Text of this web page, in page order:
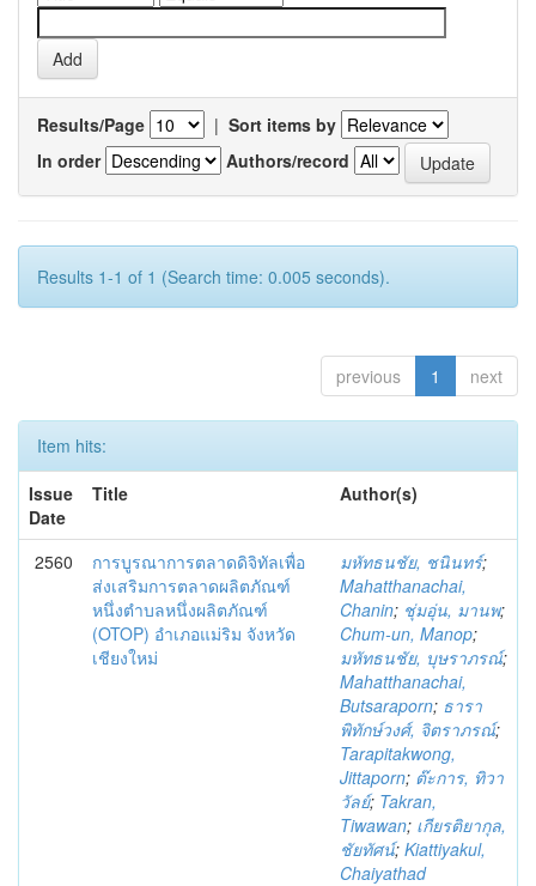
Results/Page | Sort items by
In order
Authors/record
Results 1-1 of 1 (Search time: 0.005 seconds).
previous 1 next
Item hits:
Issue
Date
Title Author(s)
2560
การบูรณาการตลาดดิจิทัลเพื่อ
ส่งเสริมการตลาดผลิตภัณฑ์
หนึ่งตำบลหนึ่งผลิตภัณฑ์
(OTOP) อำเภอแม่ริม จังหวัด
เชียงใหม่
มหัทธนชัย, ชนินทร์;
Mahatthanachai,
Chanin; ชุ่มอุ่น, มานพ;
Chum-un, Manop;
มหัทธนชัย, บุษราภรณ์;
Mahatthanachai,
Butsaraporn; ธารา
พิทักษ์วงศ์, จิตราภรณ์;
Tarapitakwong,
Jittaporn; ต๊ะการ, ทิวา
วัลย์; Takran,
Tiwawan; เกียรติยากุล,
ชัยทัศน์; Kiattiyakul,
Chaiyathad